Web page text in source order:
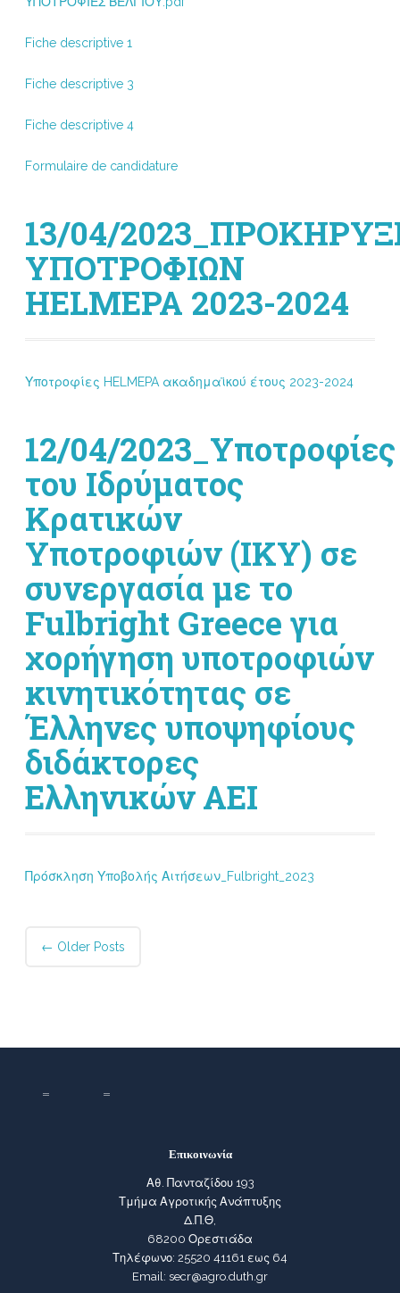
Fiche descriptive 1
Fiche descriptive 3
Fiche descriptive 4
Formulaire de candidature
13/04/
ΥΠΟΤΡΟΦΙΩΝ
HELMEPA 2023-2024
Υποτροφίες HELMEPA ακαδημαϊκού έτους 2023-2024
12/04/2023_Υποτροφίες
του Ιδρύματος
Κρατικών
Υποτροφιών (ΙΚΥ) σε
συνεργασία με το
Fulbright Greece για
χορήγηση υποτροφιών
κινητικότητας σε
Έλληνες υποψηφίους
διδάκτορες
Ελληνικών ΑΕΙ
Πρόσκληση Υποβολής Αιτήσεων_Fulbright_2023
Post
navigation
← Older Posts
Επικοινωνία
Αθ. Πανταζίδου 193
Τμήμα Αγροτικής Ανάπτυξης
Δ.Π.Θ,
68200 Ορεστιάδα
Τηλέφωνο: 25520 41161 εως 64
Email: secr@agro.duth.gr